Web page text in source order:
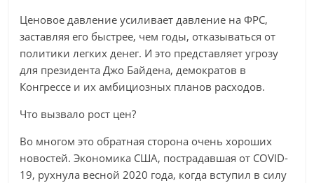
Ценовое давление усиливает давление на ФРС,
заставляя его быстрее, чем годы, отказываться от
политики легких денег. И это представляет угрозу
для президента Джо Байдена, демократов в
Конгрессе и их амбициозных планов расходов.
Что вызвало рост цен?
Во многом это обратная сторона очень хороших
новостей. Экономика США, пострадавшая от COVID-
19, рухнула весной 2020 года, когда вступил в силу